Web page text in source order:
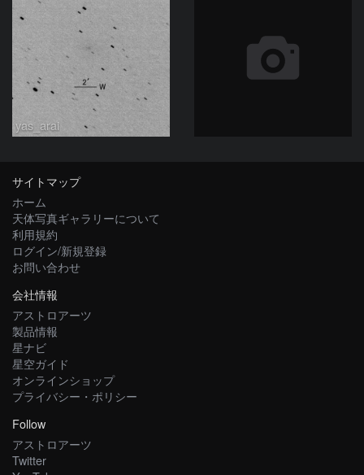
yas_arai
サイトマップ
ホーム
天体写真ギャラリーについて
利用規約
ログイン/新規登録
お問い合わせ
会社情報
アストロアーツ
製品情報
星ナビ
星空ガイド
オンラインショップ
プライバシー・ポリシー
Follow
アストロアーツ
Twitter